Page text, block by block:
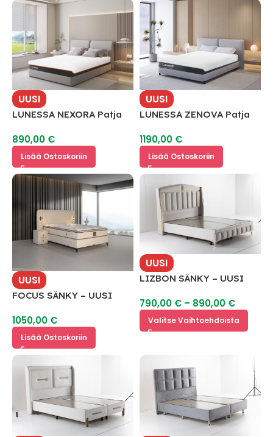
UUSI
LUNESSA NEXORA Patja
890,00 €
Lisää Ostoskoriin
UUSI
LUNESSA ZENOVA Patja
1190,00 €
Lisää Ostoskoriin
UUSI
FOCUS SÄNKY – UUSI
1050,00 €
Lisää Ostoskoriin
UUSI
LIZBON SÄNKY – UUSI
790,00 € – 890,00 €
Valitse Vaihtoehdoista